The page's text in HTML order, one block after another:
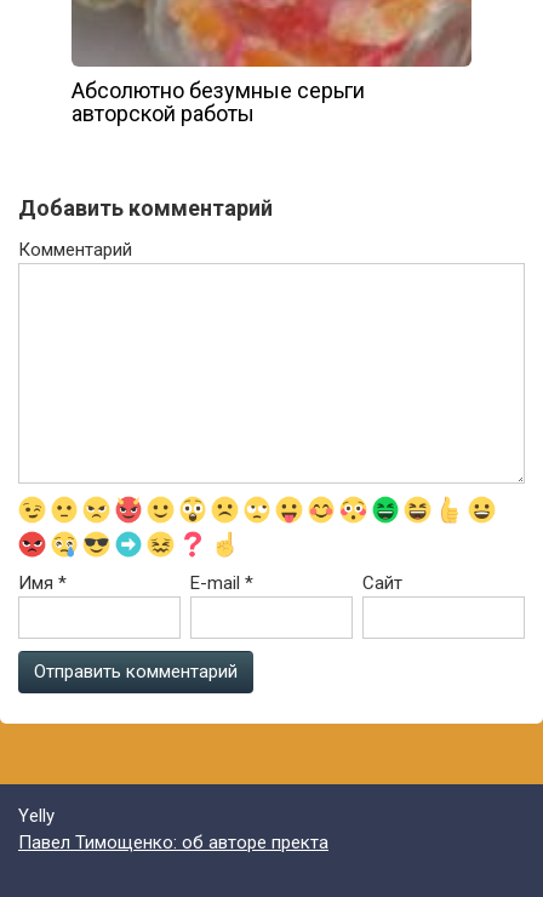
Абсолютно безумные серьги
авторской работы
Добавить комментарий
Комментарий
Имя * E-mail* Сайт
Yelly
Павел Тимощенко: об авторе пректа